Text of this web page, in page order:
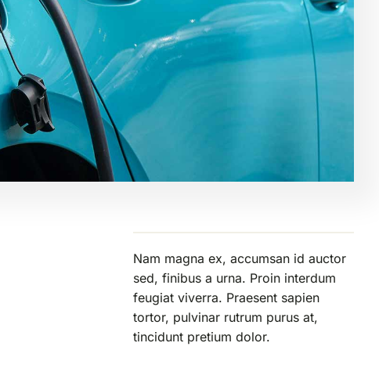
Nam magna ex, accumsan id auctor
sed, finibus a urna. Proin interdum
feugiat viverra. Praesent sapien
tortor, pulvinar rutrum purus at,
tincidunt pretium dolor.